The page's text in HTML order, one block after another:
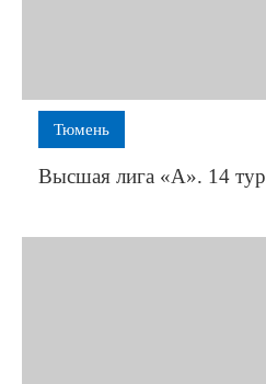
Тюмень
Высшая лига «А». 14 тур